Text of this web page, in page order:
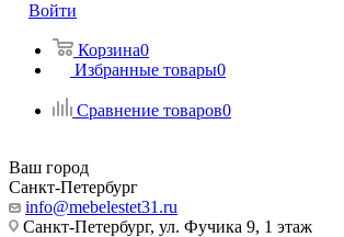
Войти
Корзина0
Избранные товары0
Сравнение товаров0
Ваш город
Санкт-Петербург
info@mebelestet31.ru
Санкт-Петербург, ул. Фучика 9, 1 этаж